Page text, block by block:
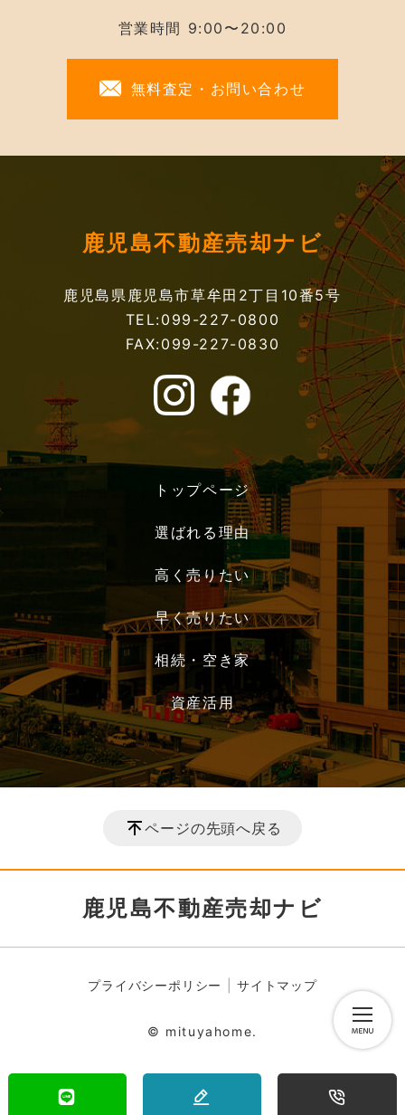
営業時間 9:00〜20:00
無料査定・お問い合わせ
鹿児島不動産売却ナビ
鹿児島県鹿児島市草牟田2丁目10番5号
TEL:099-227-0800
FAX:099-227-0830
トップページ
選ばれる理由
高く売りたい
早く売りたい
相続・空き家
資産活用
ページの先頭へ戻る
鹿児島不動産売却ナビ
プライバシーポリシー サイトマップ
© mituyahome.